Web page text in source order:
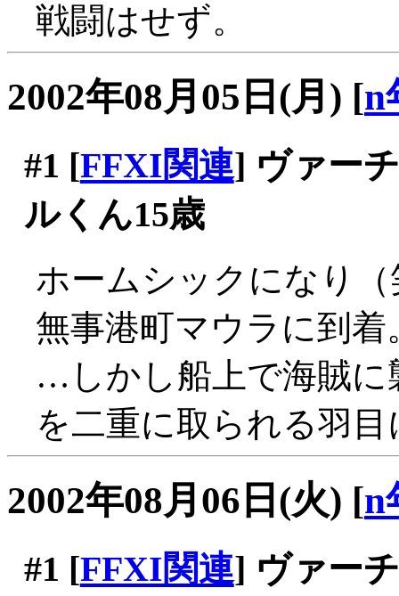
戦闘はせず。
2002年08月05日(月) [n
#1 [FFXI関連] ヴァー
ルくん15歳
ホームシックになり
無事港町マウラに到着
…しかし船上で海賊に
を二重に取られる羽目
2002年08月06日(火) [n
#1 [FFXI関連] ヴァー